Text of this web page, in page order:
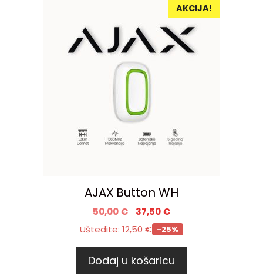
AKCIJA!
AJAX Button WH
50,00€ 37,50€
Uštedite: 12,50 € -25%
Dodaj u košaricu